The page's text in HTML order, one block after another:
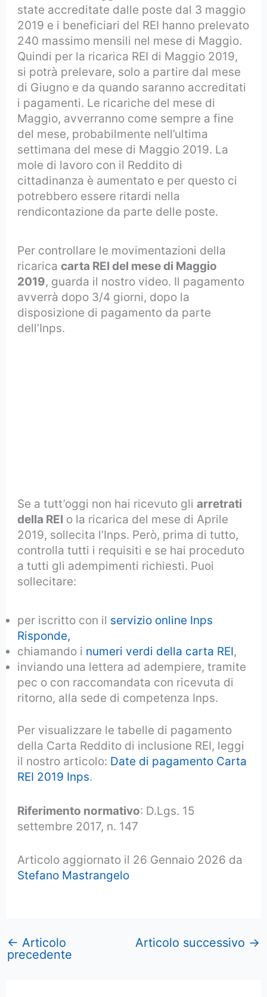
state accreditate dalle poste dal 3 maggio
2019 e i beneficiari del REI hanno prelevato
240 massimo mensili nel mese di Maggio.
Quindi per la ricarica REI di Maggio 2019,
si potrà prelevare, solo a partire dal mese
di Giugno e da quando saranno accreditati
i pagamenti. Le ricariche del mese di
Maggio, avverranno come sempre a fine
del mese, probabilmente nell’ultima
settimana del mese di Maggio 2019. La
mole di lavoro con il Reddito di
cittadinanza è aumentato e per questo ci
potrebbero essere ritardi nella
rendicontazione da parte delle poste.
Per controllare le movimentazioni della
ricaricacarta REI del mese di Maggio
2019, guarda il nostro video. Il pagamento
avverrà dopo 3/4 giorni, dopo la
disposizione di pagamento da parte
dell’Inps.
Se a tutt’oggi non hai ricevuto gliarretrati
della REI o la ricarica del mese di Aprile
2019, sollecita l’Inps. Però, prima di tutto,
controlla tutti i requisiti e se hai proceduto
a tutti gli adempimenti richiesti. Puoi
sollecitare:
per iscritto con il servizio online Inps
Risponde,
chiamando i numeri verdi della carta REI,
inviando una lettera ad adempiere, tramite
pec o con raccomandata con ricevuta di
ritorno, alla sede di competenza Inps.
Per visualizzare le tabelle di pagamento
della Carta Reddito di inclusione REI, leggi
il nostro articolo: Date di pagamento Carta
REI 2019 Inps.
Riferimento normativo: D.Lgs. 15
settembre 2017, n. 147
Articolo aggiornato il 26 Gennaio 2026 da
Stefano Mastrangelo
← Articolo
precedente
Articolo successivo →